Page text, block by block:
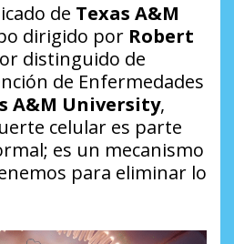
de Texas A&M
dirigido por Robert
distinguido de
de Enfermedades
A&M University,
celular es parte
es un mecanismo
para eliminar lo